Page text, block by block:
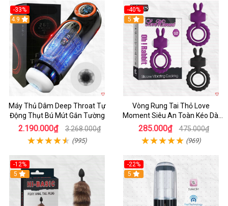
-33%
Hot
4.9
Máy Thủ Dâm Deep Throat Tự
Động Thụt Bú Mút Gắn Tường
2.190.000₫ 3.268.000₫
(995)
-40%
5
Vòng Rung Tai Thỏ Love
Moment Siêu An Toàn Kéo Dài
Thời Gian
285.000₫ 475.000₫
(969)
-12%
Hot
5
-22%
5